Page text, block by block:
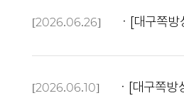
[2026.06.26] ㆍ[대구쪽방상담소] 직원
[2026.06.10] ㆍ[대구쪽방상담소] 직원